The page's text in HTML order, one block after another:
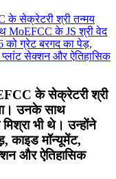
के सेक्रेटरी श्री
उनके साथ
भी थे। उन्होंने
काइड मॉन्यूमेंट,
और ऐतिहासिक